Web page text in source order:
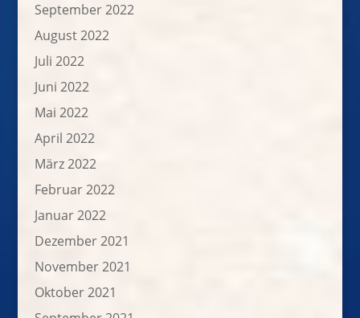
September 2022
August 2022
Juli 2022
Juni 2022
Mai 2022
April 2022
März 2022
Februar 2022
Januar 2022
Dezember 2021
November 2021
Oktober 2021